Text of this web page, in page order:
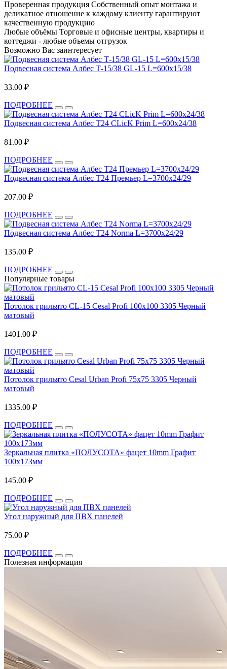
Проверенная продукция Собственный опыт монтажа и
деликатное отношение к каждому клиенту гарантируют
качественную продукцию
Любые объёмы Торговые и офисные центры, квартиры и
коттеджи - любые объемы отгрузок
Возможно Вас заинтересует
Подвесная система Албес Т-15/38 GL-15 L=600х15/38
33.00 ₽
ПОДРОБНЕЕ
Подвесная система Албес T24 CLicK Prim L=600х24/38
81.00 ₽
ПОДРОБНЕЕ
Подвесная система Албес T24 Премьер L=3700х24/29
207.00 ₽
ПОДРОБНЕЕ
Подвесная система Албес T24 Norma L=3700х24/29
135.00 ₽
ПОДРОБНЕЕ
Популярные товары
Потолок грильято CL-15 Cesal Profi 100х100 3305 Черный
матовый
1401.00 ₽
ПОДРОБНЕЕ
Потолок грильято Cesal Urban Profi 75х75 3305 Черный
матовый
1335.00 ₽
ПОДРОБНЕЕ
Зеркальная плитка «ПОЛУСОТА» фацет 10mm Графит
100х173мм
145.00 ₽
ПОДРОБНЕЕ
Угол наружный для ПВХ панелей
75.00 ₽
ПОДРОБНЕЕ
Полезная информация